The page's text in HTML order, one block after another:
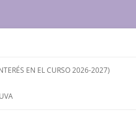
EN EL CURSO 2026-2027)
@ UVA?